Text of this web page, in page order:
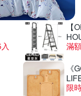
【
滿
《
限